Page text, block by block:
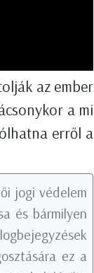
az ember
a mi
erről a
jogi védelem
és bármilyen
ez a